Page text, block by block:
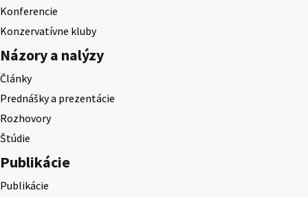
Konferencie
Konzervatívne kluby
Názory a nalýzy
Články
Prednášky a prezentácie
Rozhovory
Štúdie
Publikácie
Publikácie